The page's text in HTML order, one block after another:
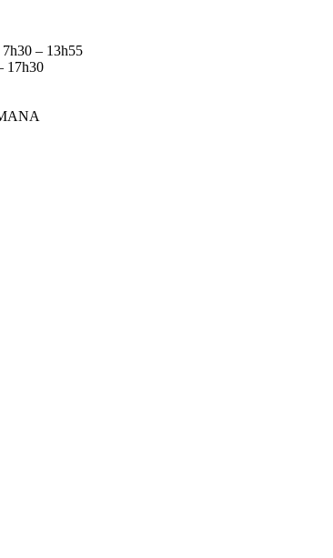
– 13h55
17h30